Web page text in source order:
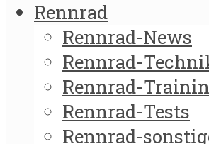
Rennrad
Rennrad-News
Rennrad-
Rennrad-
Rennrad-Tests
Rennrad-